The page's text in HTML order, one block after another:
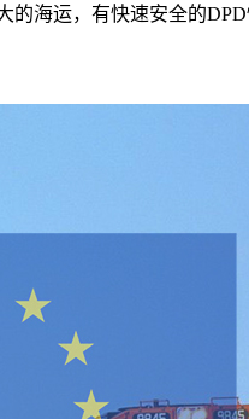
海运，有快速安全的